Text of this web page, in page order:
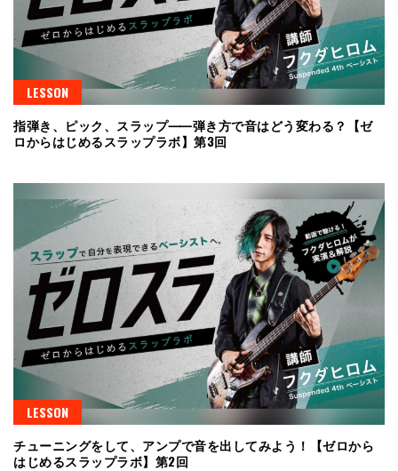
LESSON
指弾き、ピック、スラップ⸺弾き方で音はどう変わる？【ゼ
ロからはじめるスラップラボ】第3回
LESSON
チューニングをして、アンプで音を出してみよう！【ゼロから
はじめるスラップラボ】第2回